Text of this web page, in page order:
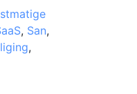
, San,
,